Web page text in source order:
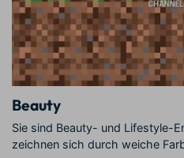
Beauty
Sie sind Beauty- und Lifestyle-
zeichnen sich durch weiche